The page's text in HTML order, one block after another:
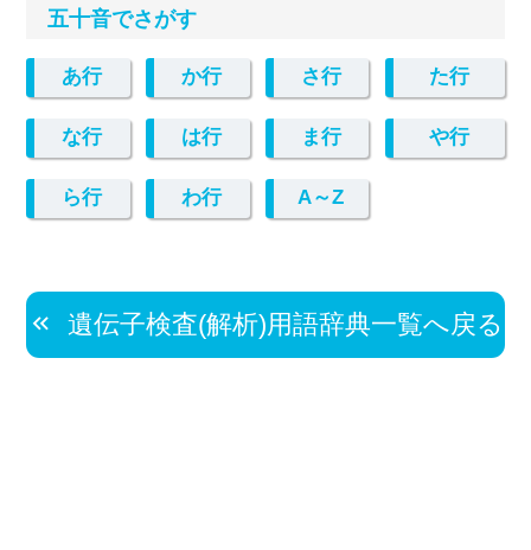
五十音でさがす
あ行 か行 さ行 た行
な行 は行 ま行 や行
ら行 わ行 A～Z
遺伝子検査(解析)用語辞典一覧へ戻る